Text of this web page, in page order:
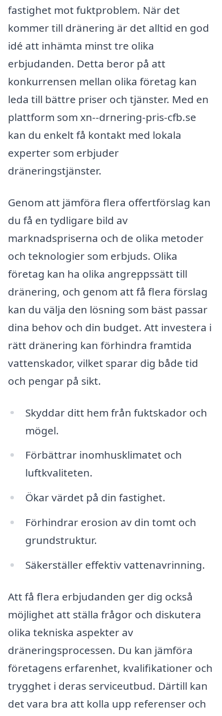
fastighet mot fuktproblem. När det
kommer till dränering är det alltid en god
idé att inhämta minst tre olika
erbjudanden. Detta beror på att
konkurrensen mellan olika företag kan
leda till bättre priser och tjänster. Med en
plattform som xn--drnering-pris-cfb.se
kan du enkelt få kontakt med lokala
experter som erbjuder
dräneringstjänster.
Genom att jämföra flera offertförslag kan
du få en tydligare bild av
marknadspriserna och de olika metoder
och teknologier som erbjuds. Olika
företag kan ha olika angreppssätt till
dränering, och genom att få flera förslag
kan du välja den lösning som bäst passar
dina behov och din budget. Att investera i
rätt dränering kan förhindra framtida
vattenskador, vilket sparar dig både tid
och pengar på sikt.
Skyddar ditt hem från fuktskador och
mögel.
Förbättrar inomhusklimatet och
luftkvaliteten.
Ökar värdet på din fastighet.
Förhindrar erosion av din tomt och
grundstruktur.
Säkerställer effektiv vattenavrinning.
Att få flera erbjudanden ger dig också
möjlighet att ställa frågor och diskutera
olika tekniska aspekter av
dräneringsprocessen. Du kan jämföra
företagens erfarenhet, kvalifikationer och
trygghet i deras serviceutbud. Därtill kan
det vara bra att kolla upp referenser och